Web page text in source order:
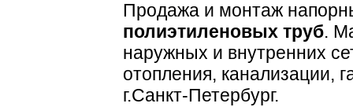
Продажа и монтаж
полиэтиленовых труб.
наружных и внутренних
отопления, канализации,
г.Санкт-Петербург.